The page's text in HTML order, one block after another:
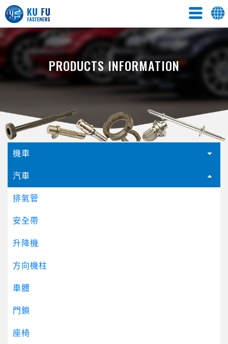
PRODUCTS INFORMATION
機車
汽車
排氣管
安全帶
升降機
方向機柱
車體
門鎖
座椅